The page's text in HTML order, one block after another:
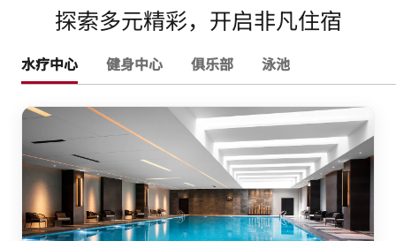
探索多元精彩，开启非凡住宿
水疗中心 健身中心 俱乐部 泳池